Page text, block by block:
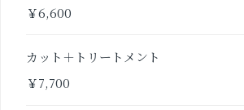
￥6,600
カット＋トリートメント
￥7,700